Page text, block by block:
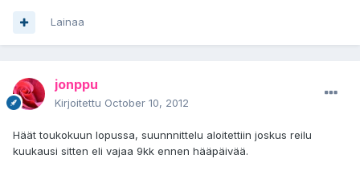
Lainaa
jonppu
Kirjoitettu October 10, 2012
Häät toukokuun lopussa, suunnnittelu aloitettiin joskus reilu
kuukausi sitten eli vajaa 9kk ennen hääpäivää.